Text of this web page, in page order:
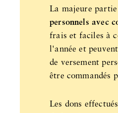
La majeure
personnels avec
frais et faciles à
l'année et
de versement
être commandés
Les dons